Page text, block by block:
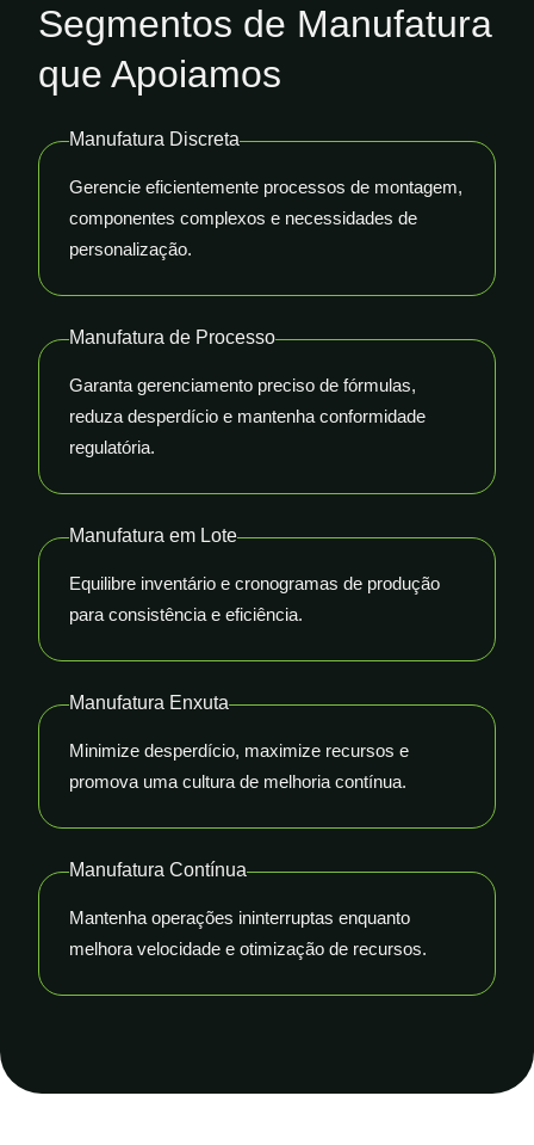
Segmentos de Manufatura
que Apoiamos
Manufatura Discreta
Gerencie eficientemente processos de montagem,
componentes complexos e necessidades de
personalização.
Manufatura de Processo
Garanta gerenciamento preciso de fórmulas,
reduza desperdício e mantenha conformidade
regulatória.
Manufatura em Lote
Equilibre inventário e cronogramas de produção
para consistência e eficiência.
Manufatura Enxuta
Minimize desperdício, maximize recursos e
promova uma cultura de melhoria contínua.
Manufatura Contínua
Mantenha operações ininterruptas enquanto
melhora velocidade e otimização de recursos.